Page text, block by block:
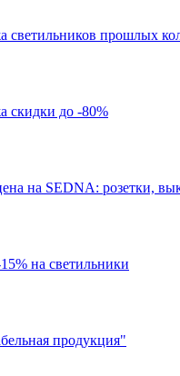
светильников прошлых
скидки до -80%
на SEDNA: розетки,
на светильники
продукция"